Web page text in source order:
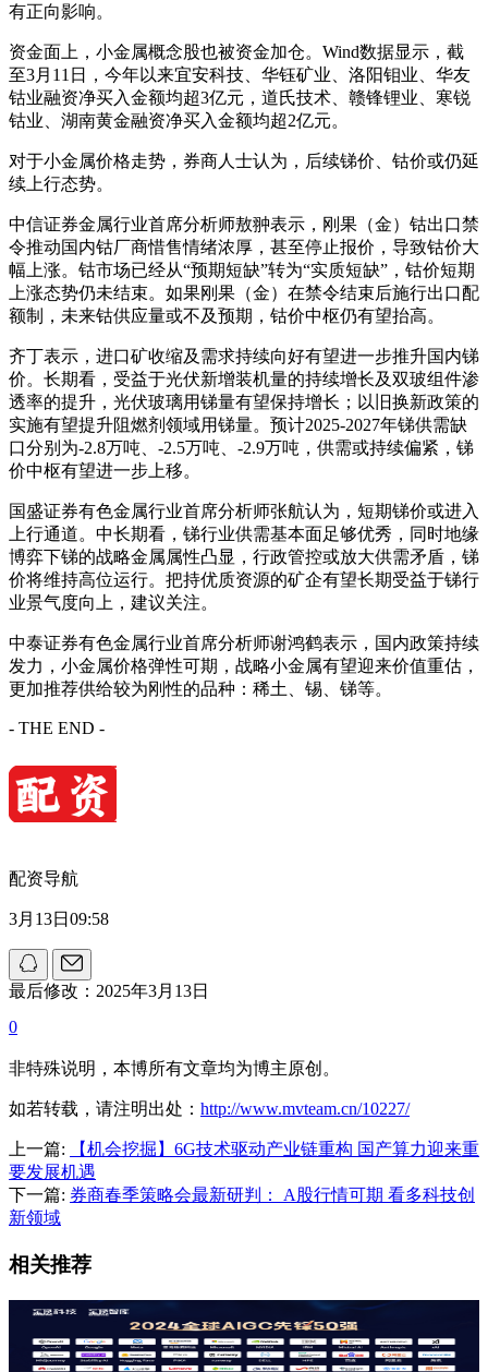
有正向影响。
资金面上，小金属概念股也被资金加仓。Wind数据显示，截
至3月11日，今年以来宜安科技、华钰矿业、洛阳钼业、华友
钴业融资净买入金额均超3亿元，道氏技术、赣锋锂业、寒锐
钴业、湖南黄金融资净买入金额均超2亿元。
对于小金属价格走势，券商人士认为，后续锑价、钴价或仍延
续上行态势。
中信证券金属行业首席分析师敖翀表示，刚果（金）钴出口禁
令推动国内钴厂商惜售情绪浓厚，甚至停止报价，导致钴价大
幅上涨。钴市场已经从“预期短缺”转为“实质短缺”，钴价短期
上涨态势仍未结束。如果刚果（金）在禁令结束后施行出口配
额制，未来钴供应量或不及预期，钴价中枢仍有望抬高。
齐丁表示，进口矿收缩及需求持续向好有望进一步推升国内锑
价。长期看，受益于光伏新增装机量的持续增长及双玻组件渗
透率的提升，光伏玻璃用锑量有望保持增长；以旧换新政策的
实施有望提升阻燃剂领域用锑量。预计2025-2027年锑供需缺
口分别为-2.8万吨、-2.5万吨、-2.9万吨，供需或持续偏紧，锑
价中枢有望进一步上移。
国盛证券有色金属行业首席分析师张航认为，短期锑价或进入
上行通道。中长期看，锑行业供需基本面足够优秀，同时地缘
博弈下锑的战略金属属性凸显，行政管控或放大供需矛盾，锑
价将维持高位运行。把持优质资源的矿企有望长期受益于锑行
业景气度向上，建议关注。
中泰证券有色金属行业首席分析师谢鸿鹤表示，国内政策持续
发力，小金属价格弹性可期，战略小金属有望迎来价值重估，
更加推荐供给较为刚性的品种：稀土、锡、锑等。
- THE END -
配资导航
3月13日09:58
最后修改：2025年3月13日
0
非特殊说明，本博所有文章均为博主原创。
如若转载，请注明出处： http://www.mvteam.cn/10227/
上一篇:
【机会挖掘】6G技术驱动产业链重构 国产算力迎来重
要发展机遇
下一篇: 券商春季策略会最新研判： A股行情可期 看多科技创
新领域
相关推荐